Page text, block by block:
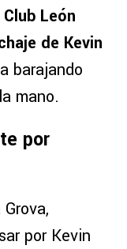
Club León
de Kevin
barajando
mano.
por
por Kevin